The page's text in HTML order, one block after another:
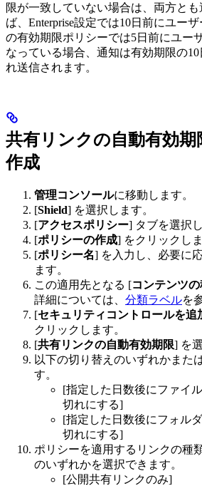
限が一致していない場合は、両方とも
ば、Enterprise設定では10日前にユー
の有効期限ポリシーでは5日前にユー
なっている場合、通知は有効期限の
れ送信されます。
共有リンクの自動有効
作成
管理コンソールに移動します。
[Shield] を選択します。
[アクセスポリシー] タブを選択し
[ポリシーの作成] をクリックしま
[ポリシー名] を入力し、必要に
ます。
この適用先となる [コンテンツ
詳細については、 分類ラベルを
[セキュリティコントロールを追
クリックします。
[共有リンクの自動有効期限] を
以下の切り替えのいずれかまた
す。
[指定した日数後にファイ
切れにする]
[指定した日数後にフォル
切れにする]
ポリシーを適用するリンクの種
のいずれかを選択できます。
[公開共有リンクのみ]